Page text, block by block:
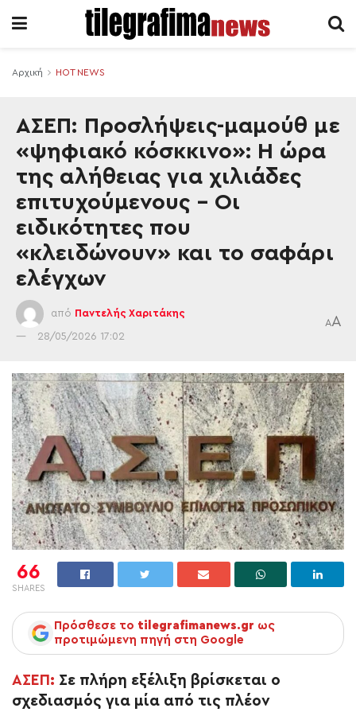
Αρχική HOT NEWS
ΑΣΕΠ: Προσλήψεις-μαμούθ με
«ψηφιακό κόσκκινο»: Η ώρα
της αλήθειας για χιλιάδες
επιτυχούμενους – Οι
ειδικότητες που
«κλειδώνουν» και το σαφάρι
ελέγχων
από Παντελής Χαριτάκης
28/05/2026 17:02
AA
66
SHARES
Πρόσθεσε το tilegrafimanews.gr ως
προτιμώμενη πηγή στη Google
ΑΣΕΠ: Σε πλήρη εξέλιξη βρίσκεται ο
σχεδιασμός για μία από τις πλέον